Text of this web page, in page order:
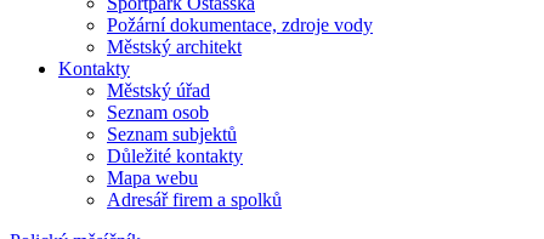
Požární dokumentace, zdroje vody
Městský architekt
Kontakty
Městský úřad
Seznam osob
Seznam subjektů
Důležité kontakty
Mapa webu
Adresář firem a spolků